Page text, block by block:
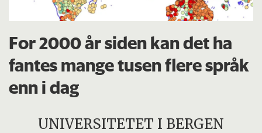
For 2000 år siden kan det ha
fantes mange tusen flere språk
enn i dag
UNIVERSITETET I BERGEN